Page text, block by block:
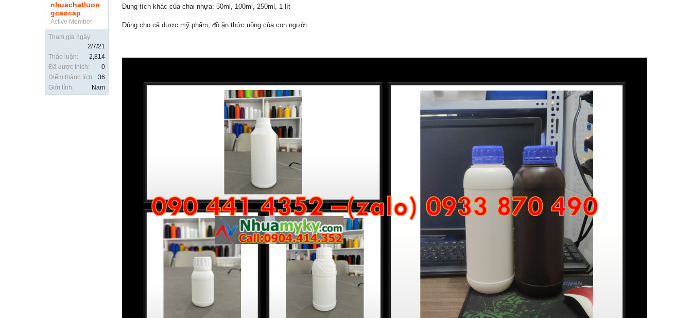
nhuachatluon
gcaocap
Active Member
Tham gia ngày:
2/7/21
Thảo luận:
2,814
Đã được thích:
0
Điểm thành tích:
36
Giới tính:
Nam
Dung tích khác của chai nhựa: 50ml, 100ml, 250ml, 1 lít
Dùng cho cả dược mỹ phẩm, đồ ăn thức uống của con người